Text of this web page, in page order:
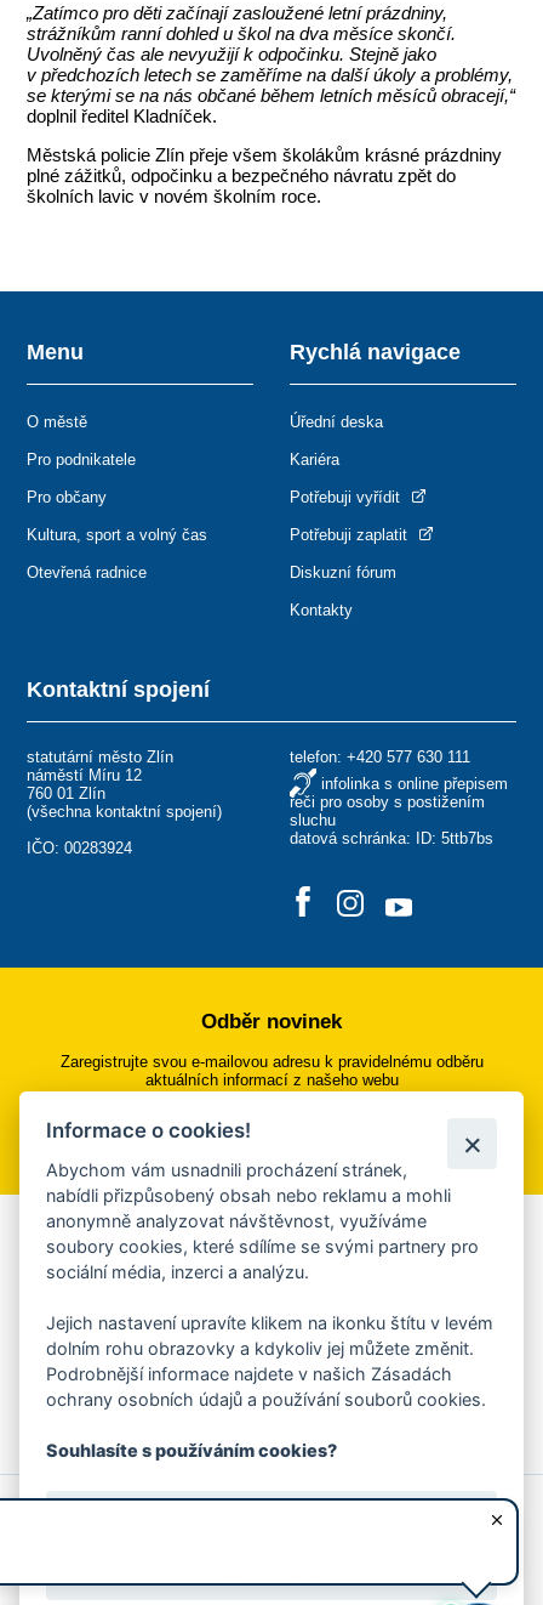
„Zatímco pro děti začínají zasloužené letní prázdniny,
strážníkům ranní dohled u škol na dva měsíce skončí.
Uvolněný čas ale nevyužijí k odpočinku. Stejně jako
v předchozích letech se zaměříme na další úkoly a problémy,
se kterými se na nás občané během letních měsíců obracejí,“
doplnil ředitel Kladníček.
Městská policie Zlín přeje všem školákům krásné prázdniny
plné zážitků, odpočinku a bezpečného návratu zpět do
školních lavic v novém školním roce.
Kontaktní spojení
statutární město Zlín
náměstí Míru 12
760 01 Zlín
(všechna kontaktní spojení)
IČO: 00283924
telefon: +420 577 630 111
infolinka s online přepisem
řeči pro osoby s postižením
sluchu
datová schránka: ID: 5ttb7bs
Menu
O městě
Pro podnikatele
Pro občany
Kultura, sport a volný čas
Otevřená radnice
Rychlá navigace
Úřední deska
Kariéra
Potřebuji vyřídit
Potřebuji zaplatit
Diskuzní fórum
Kontakty
Odběr novinek
Zaregistrujte svou e-mailovou adresu k pravidelnému odběru
aktuálních informací z našeho webu
Přihlásit se k odběru
Aplikace Mobilní rozhlas
Chcete dostávat do svého mobilu či mailu upozornění na
ankety, pozvánky na kulturní a sportovní akce?
Více informací o aplikaci
© 2026 Magistrát města Zlína
Prohlášení o používání cookies
Informace o cookies!
Abychom vám usnadnili procházení stránek,
nabídli přizpůsobený obsah nebo reklamu a mohli
anonymně analyzovat návštěvnost, využíváme
soubory cookies, které sdílíme se svými partnery pro
sociální média, inzerci a analýzu.
Jejich nastavení upravíte klikem na ikonku štítu v levém
dolním rohu obrazovky a kdykoliv jej můžete změnit.
Podrobnější informace najdete v našich Zásadách
ochrany osobních údajů a používání souborů cookies.
Souhlasíte s používáním cookies?